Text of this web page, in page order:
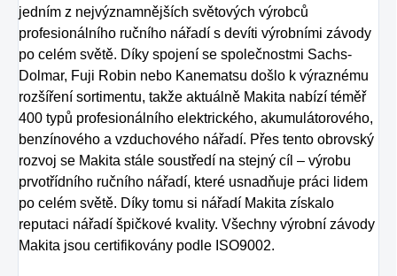
jedním z nejvýznamnějších světových výrobců
profesionálního ručního nářadí s devíti výrobními závody
po celém světě. Díky spojení se společnostmi Sachs-
Dolmar, Fuji Robin nebo Kanematsu došlo k výraznému
rozšíření sortimentu, takže aktuálně Makita nabízí téměř
400 typů profesionálního elektrického, akumulátorového,
benzínového a vzduchového nářadí. Přes tento obrovský
rozvoj se Makita stále soustředí na stejný cíl – výrobu
prvotřídního ručního nářadí, které usnadňuje práci lidem
po celém světě. Díky tomu si nářadí Makita získalo
reputaci nářadí špičkové kvality. Všechny výrobní závody
Makita jsou certifikovány podle ISO9002.